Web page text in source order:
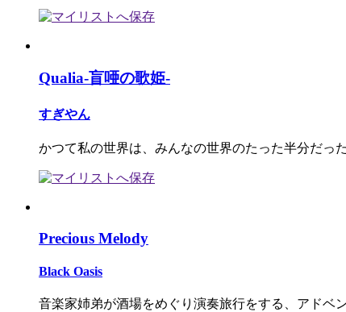
Qualia-盲唖の歌姫-
すぎやん
かつて私の世界は、みんなの世界のたった半分だ
Precious Melody
Black Oasis
音楽家姉弟が酒場をめぐり演奏旅行をする、アドベ